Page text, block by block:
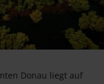
Donau liegt auf